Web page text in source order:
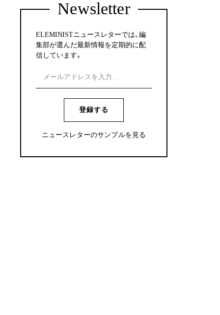
Newsletter
ELEMINISTニュースレターでは、編
集部が選んだ最新情報を定期的に配
信しています。
登録する
ニュースレターのサンプルを見る